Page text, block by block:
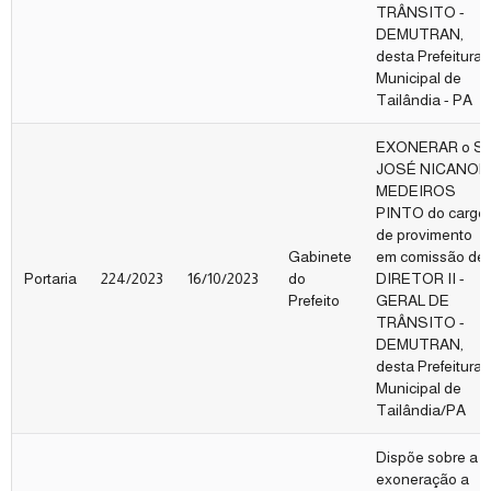
TRÂNSITO -
DEMUTRAN,
desta Prefeitura
Municipal de
Tailândia - PA
Portaria 224/2023 16/10/2023
Gabinete
do
Prefeito
EXONERAR o Sr.
JOSÉ NICANOR
MEDEIROS
PINTO do cargo
de provimento
em comissão de
DIRETOR II -
GERAL DE
TRÂNSITO -
DEMUTRAN,
desta Prefeitura
Municipal de
Tailândia/PA
Dispõe sobre a
exoneração a